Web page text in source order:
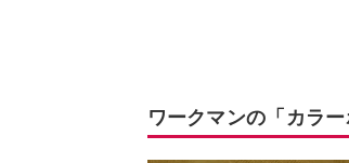
ワークマンの「カラ